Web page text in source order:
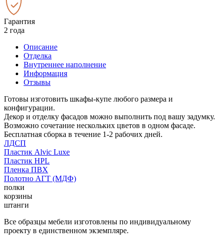
Гарантия
2 года
Описание
Отделка
Внутреннее наполнение
Информация
Отзывы
Готовы изготовить шкафы-купе любого размера и
конфигурации.
Декор и отделку фасадов можно выполнить под вашу задумку.
Возможно сочетание нескольких цветов в одном фасаде.
Бесплатная сборка в течение 1-2 рабочих дней.
ЛДСП
Пластик Alvic Luxe
Пластик HPL
Пленка ПВХ
Полотно АГТ (МДФ)
полки
корзины
штанги
Все образцы мебели изготовлены по индивидуальному
проекту в единственном экземпляре.